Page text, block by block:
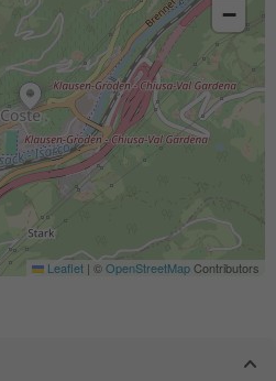
−
Leaflet | ©OpenStreetMapContributors